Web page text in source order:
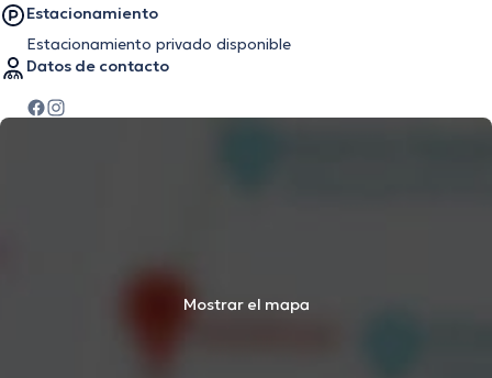
Estacionamiento
Estacionamiento privado disponible
Datos de contacto
Mostrar el mapa